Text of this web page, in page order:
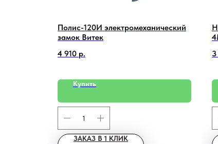
Полис-120И электромеханический
замок Витек
4 910 р.
Купить
ЗАКАЗ В 1 КЛИК